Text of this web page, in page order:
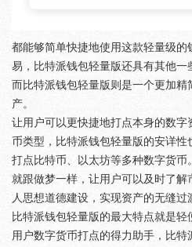
都能够简单快捷地使用这款轻量级
易，比特派钱包轻量版还具有其他一
而比特派钱包轻量版则是一个更加
产。
让用户可以更快捷地打点本身的数
币类型，比特派钱包轻量版的安详
打点比特币、以太坊等多种数字货币。
就跟做梦一样，让用户可以及时了
人思想道德建设，实现资产的无缝过
比特派钱包轻量版的最大特点就是
用户数字货币打点的得力助手，比